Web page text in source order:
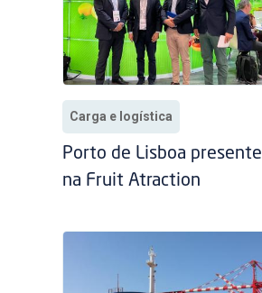
Carga e logística
Porto de Lisboa presente
na Fruit Atraction